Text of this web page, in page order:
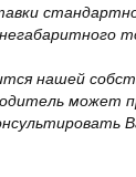
нашей
может